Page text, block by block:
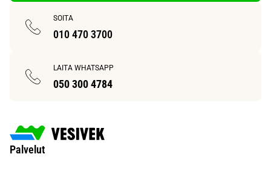
SOITA
010 470 3700
LAITA WHATSAPP
050 300 4784
Palvelut